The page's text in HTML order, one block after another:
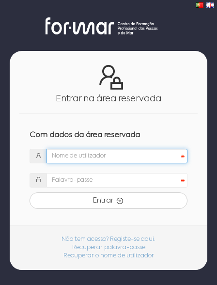
Entrar na área reservada
Com dados da área reservada
Entrar
Não tem acesso? Registe-se aqui.
Recuperar palavra-passe
Recuperar o nome de utilizador